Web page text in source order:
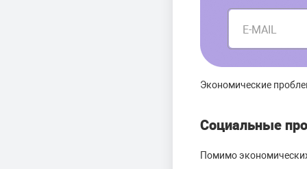
E-MAIL
Экономические
Социальные
Помимо